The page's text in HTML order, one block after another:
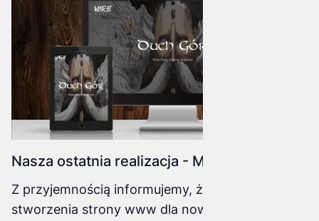
Nasza ostatnia realizacja - Music.Vaget.pl
Z przyjemnością informujemy, że operacja
stworzenia strony www dla nowego projektu